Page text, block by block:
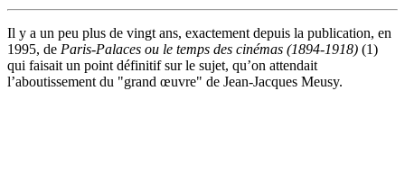
Il y a un peu plus de vingt ans, exactement depuis la publication, en
1995, de Paris-Palaces ou le temps des cinémas (1894-1918) (1)
qui faisait un point définitif sur le sujet, qu’on attendait
l’aboutissement du "grand œuvre" de Jean-Jacques Meusy.